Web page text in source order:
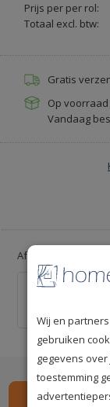
Prijs per per rol:
Totaal excl. btw:
Gratis
Op
Vandaag
Afsnijliniaal voor
Wij en
gebruiken
gegevens
toestemming